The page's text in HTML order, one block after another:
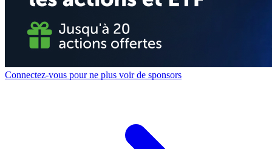
Connectez-vous pour ne plus voir de sponsors